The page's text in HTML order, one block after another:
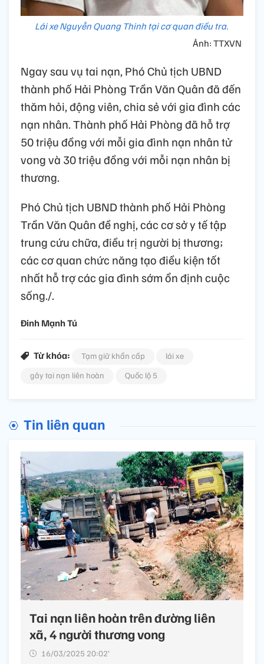
Lái xe Nguyễn Quang Thinh tại cơ quan điều tra.
Ảnh: TTXVN
Ngay sau vụ tai nạn, Phó Chủ tịch UBND
thành phố Hải Phòng Trần Văn Quân đã đến
thăm hỏi, động viên, chia sẻ với gia đình các
nạn nhân. Thành phố Hải Phòng đã hỗ trợ
50 triệu đồng với mỗi gia đình nạn nhân tử
vong và 30 triệu đồng với mỗi nạn nhân bị
thương.
Phó Chủ tịch UBND thành phố Hải Phòng
Trần Văn Quân đề nghị, các cơ sở y tế tập
trung cứu chữa, điều trị người bị thương;
các cơ quan chức năng tạo điều kiện tốt
nhất hỗ trợ các gia đình sớm ổn định cuộc
sống./.
Đinh Mạnh Tú
Từ khóa: Tạm giữ khẩn cấp
lái xe
gây tai nạn liên hoàn
Quốc lộ 5
Tin liên quan
Tai nạn liên hoàn trên đường liên
xã, 4 người thương vong
16/03/2025 20:02’